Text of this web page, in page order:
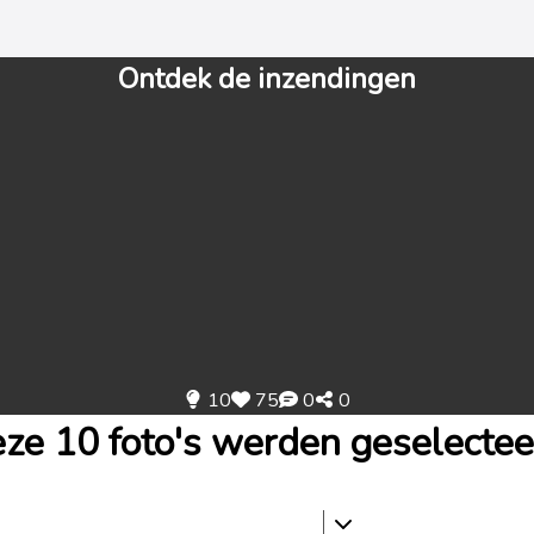
Ontdek de inzendingen
10 75 0 0
10 foto's werden